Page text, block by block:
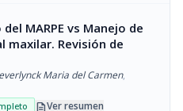
MARPE vs Manejo de
maxilar. Revisión de
Maria del Carmen,
descriptionVer resumen